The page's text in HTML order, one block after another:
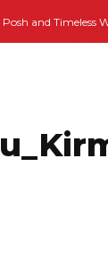
Timeless